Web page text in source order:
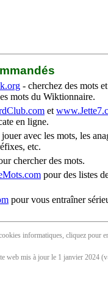
- cherchez des mots
mots du Wiktionnaire.
et
en ligne.
avec les mots, les
etc.
chercher des mots.
pour des listes
pour vous entraîner
informatiques, cliquez pour
web mis à jour le 1 janvier 2024